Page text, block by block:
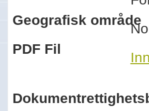
Geografisk område
PDF Fil